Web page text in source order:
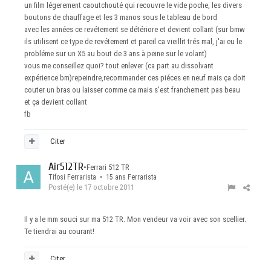
un film légerement caoutchouté qui recouvre le vide poche, les divers
boutons de chauffage et les 3 manos sous le tableau de bord
avec les années ce revétement se détériore et devient collant (sur bmw
ils utilisent ce type de revétement et pareil ca vieillit trés mal, j'ai eu le
probléme sur un X5 au bout de 3 ans à peine sur le volant)
vous me conseillez quoi? tout enlever (ca part au dissolvant
expérience bm)repeindre,recommander ces piéces en neuf mais ça doit
couter un bras ou laisser comme ca mais s'est franchement pas beau
et ça devient collant
fb
Citer
Air512TR•Ferrari 512 TR
Tifosi Ferrarista • 15 ans Ferrarista
Posté(e) le 17 octobre 2011
Il y a le mm souci sur ma 512 TR. Mon vendeur va voir avec son scellier.
Te tiendrai au courant!